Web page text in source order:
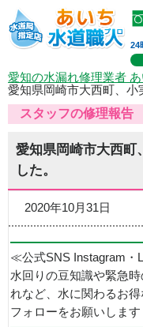
24
愛知の水漏れ修理業者
愛知県岡崎市大西町、小
スタッフの修理報告
愛知県岡崎市大西町
した。
2020年10月31日
≪公式SNS Instagram・
水回りの豆知識や緊急
れなど、水に関わるお
フォローをお願いします